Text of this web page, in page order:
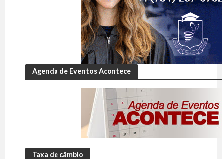
Agenda de Eventos Acontece
Taxa de câmbio